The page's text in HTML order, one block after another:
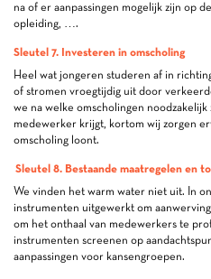
na of er aanpassingen mogelijk zijn op
opleiding, ….
Sleutel 7. Investeren in omscholing
Heel wat jongeren studeren af in
of stromen vroegtijdig uit door
we na welke omscholingen
medewerker krijgt, kortom wij zorgen
omscholing loont.
Sleutel 8. Bestaande maatregelen en
We vinden het warm water niet uit. In
instrumenten uitgewerkt om
om het onthaal van medewerkers te
instrumenten screenen op
aanpassingen voor kansengroepen.